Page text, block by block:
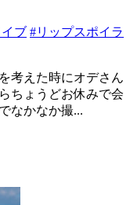
ブ #リップスポイラ
考えた時にオデさん
ちょうどお休みで会
なかなか撮...